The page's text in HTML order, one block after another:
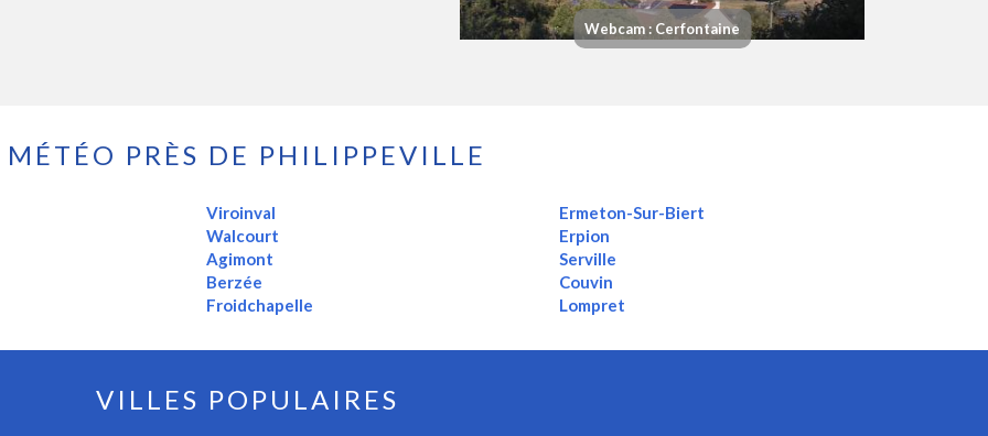
Webcam : Cerfontaine
MÉTÉO PRÈS DE PHILIPPEVILLE
Viroinval
Walcourt
Agimont
Berzée
Froidchapelle
Ermeton-Sur-Biert
Erpion
Serville
Couvin
Lompret
VILLES POPULAIRES